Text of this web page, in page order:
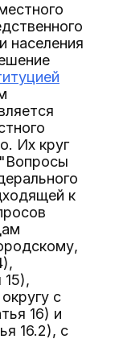
населения
Их круг
к
15),
с
16) и
16.2), с